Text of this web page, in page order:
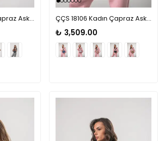
ÇÇS 18313 Kadın Çapraz Askılı El Çantası ÇÇS 18106 Kadın Çapraz Askılı Çanta
₺ 3,509.00